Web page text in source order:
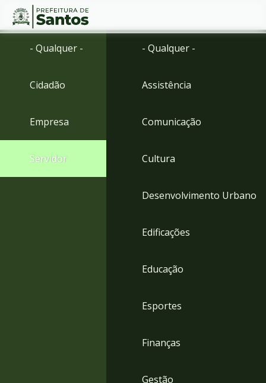
Ir
menu
para
Conteúdo
- Qualquer -
Cidadão
Empresa
Servidor
- Qualquer -
Assistência
Comunicação
Cultura
Desenvolvimento Urbano
Edificações
Educação
Esportes
Finanças
Gestão